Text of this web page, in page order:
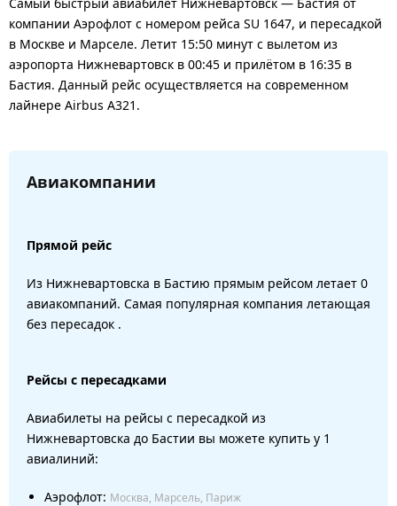
компании Аэрофлот с номером рейса SU 1647, и пересадкой
в Москве и Марселе. Летит 15:50 минут с вылетом из
аэропорта Нижневартовск в 00:45 и прилётом в 16:35 в
Бастия. Данный рейс осуществляется на современном
лайнере Airbus A321.
Авиакомпании
Прямой рейс
Из Нижневартовска в Бастию прямым рейсом летает 0
авиакомпаний. Самая популярная компания летающая
без пересадок .
Рейсы с пересадками
Авиабилеты на рейсы с пересадкой из
Нижневартовска до Бастии вы можете купить у 1
авиалиний:
Аэрофлот: Москва, Марсель, Париж